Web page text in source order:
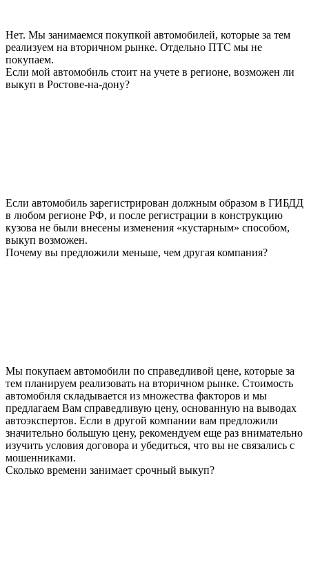
Нет. Мы занимаемся покупкой автомобилей, которые за тем
реализуем на вторичном рынке. Отдельно ПТС мы не
покупаем.
Если мой автомобиль стоит на учете в регионе, возможен ли
выкуп в Ростове-на-дону?
Если автомобиль зарегистрирован должным образом в ГИБДД
в любом регионе РФ, и после регистрации в конструкцию
кузова не были внесены изменения «кустарным» способом,
выкуп возможен.
Почему вы предложили меньше, чем другая компания?
Мы покупаем автомобили по справедливой цене, которые за
тем планируем реализовать на вторичном рынке. Стоимость
автомобиля складывается из множества факторов и мы
предлагаем Вам справедливую цену, основанную на выводах
автоэкспертов. Если в другой компании вам предложили
значительно большую цену, рекомендуем еще раз внимательно
изучить условия договора и убедиться, что вы не связались с
мошенниками.
Сколько времени занимает срочный выкуп?